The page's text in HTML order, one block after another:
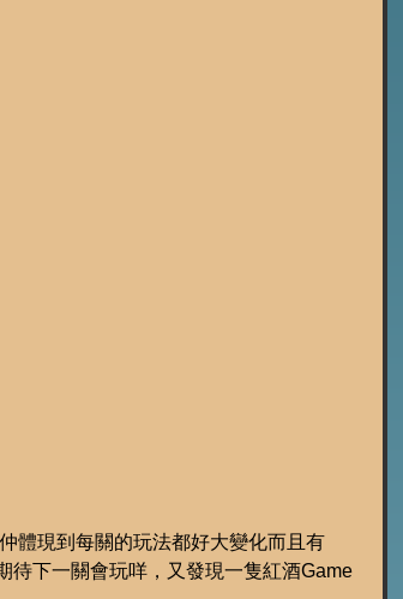
體現到每關的玩法都好大變化而且有
待下一關會玩咩，又發現一隻紅酒Game